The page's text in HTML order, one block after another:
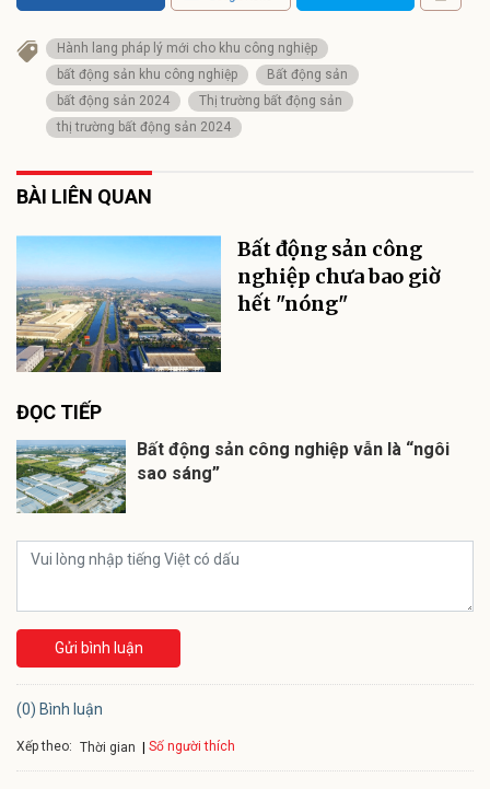
Hành lang pháp lý mới cho khu công nghiệp
bất động sản khu công nghiệp
Bất động sản
bất động sản 2024
Thị trường bất động sản
thị trường bất động sản 2024
BÀI LIÊN QUAN
Bất động sản công
nghiệp chưa bao giờ
hết "nóng"
ĐỌC TIẾP
Bất động sản công nghiệp vẫn là “ngôi
sao sáng”
Gửi bình luận
(0) Bình luận
Xếp theo: Thời gian Số người thích